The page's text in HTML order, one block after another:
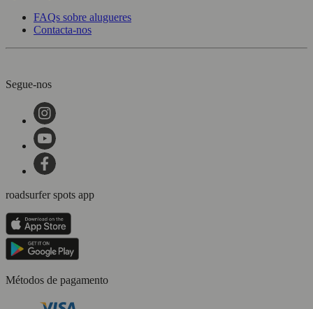
FAQs sobre alugueres
Contacta-nos
Segue-nos
roadsurfer spots app
Métodos de pagamento